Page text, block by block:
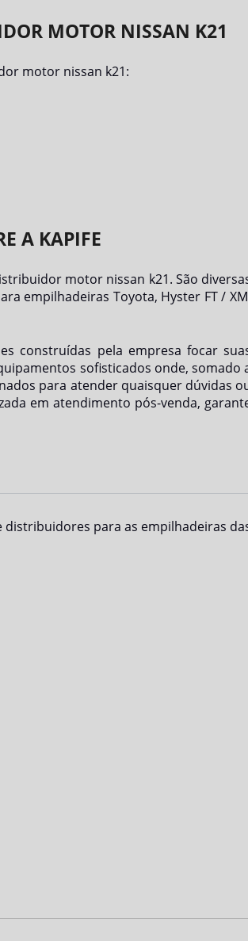
MOTOR NISSAN K21
motor nissan k21:
A KAPIFE
motor nissan k21. São
empilhadeiras Toyota, Hyster FT /
construídas pela empresa focar
sofisticados onde, somado
para atender quaisquer dúvidas
em atendimento pós-venda,
distribuidores para as empilhadeiras